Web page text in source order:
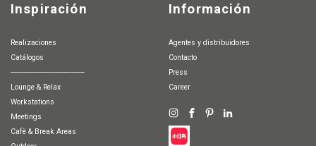
Inspiración
Realizaciones
Catálogos
-----------------------------------
Lounge & Relax
Workstations
Meetings
Cafè & Break Areas
Información
agentes y distribuidores
Contacto
Press
Career